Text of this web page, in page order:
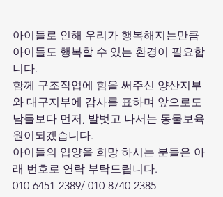
아이들로 인해 우리가 행복해지는만큼
아이들도 행복할 수 있는 환경이 필요합
니다.
함께 구조작업에 힘을 써주신 양산지부
와 대구지부에 감사를 표하며 앞으로도
남들보다 먼저, 발벗고 나서는 동물보육
원이되겠습니다.
아이들의 입양을 희망 하시는 분들은 아
래 번호로 연락 부탁드립니다.
010-6451-2389/ 010-8740-2385